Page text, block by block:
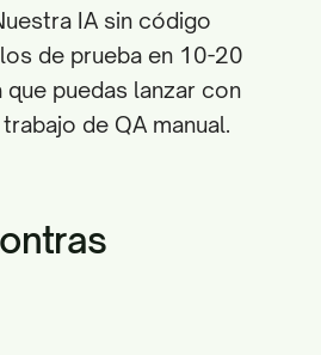
IA sin código
de prueba en 10-20
que puedas lanzar con
de QA manual.